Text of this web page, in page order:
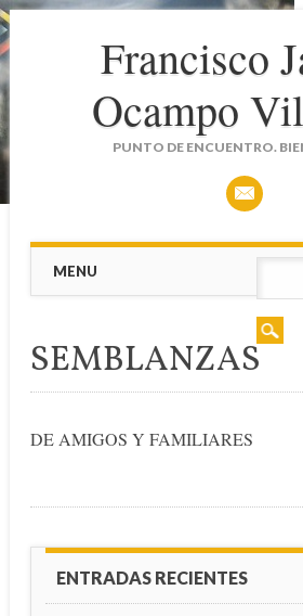
Francisco
Ocampo
PUNTO DE ENCUENTRO.
Main menu
MENU
SEMBLANZAS
DE AMIGOS Y FAMILIARES
ENTRADAS RECIENTES